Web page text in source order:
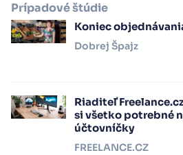
Prípadové štúdie
Koniec
Dobrej Špajz
Riaditeľ
si všetko potrebné
účtovníčky
FREELANCE.CZ